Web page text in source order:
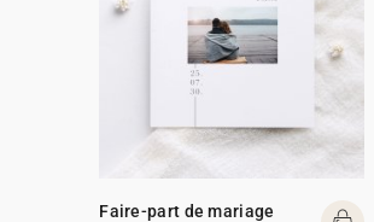
Faire-part de mariage